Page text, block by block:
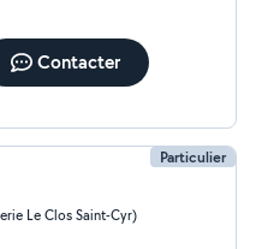
Contacter
Particulier
Le Clos Saint-Cyr)